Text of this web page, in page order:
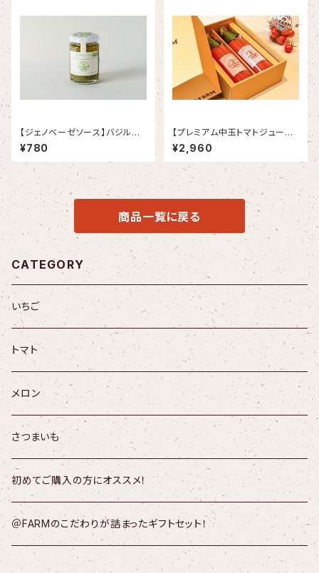
【ジェノベーゼソース】バジル香
る至極の一品！
¥780
【プレミアム中玉トマトジュース2
本セット】濃厚な中玉トマトのみ
を使用して作ったプレミアムジュ
ース
¥2,960
商品一覧に戻る
CATEGORY
いちご
トマト
メロン
さつまいも
初めてご購入の方にオススメ！
＠FARMのこだわりが詰まったギフトセット！